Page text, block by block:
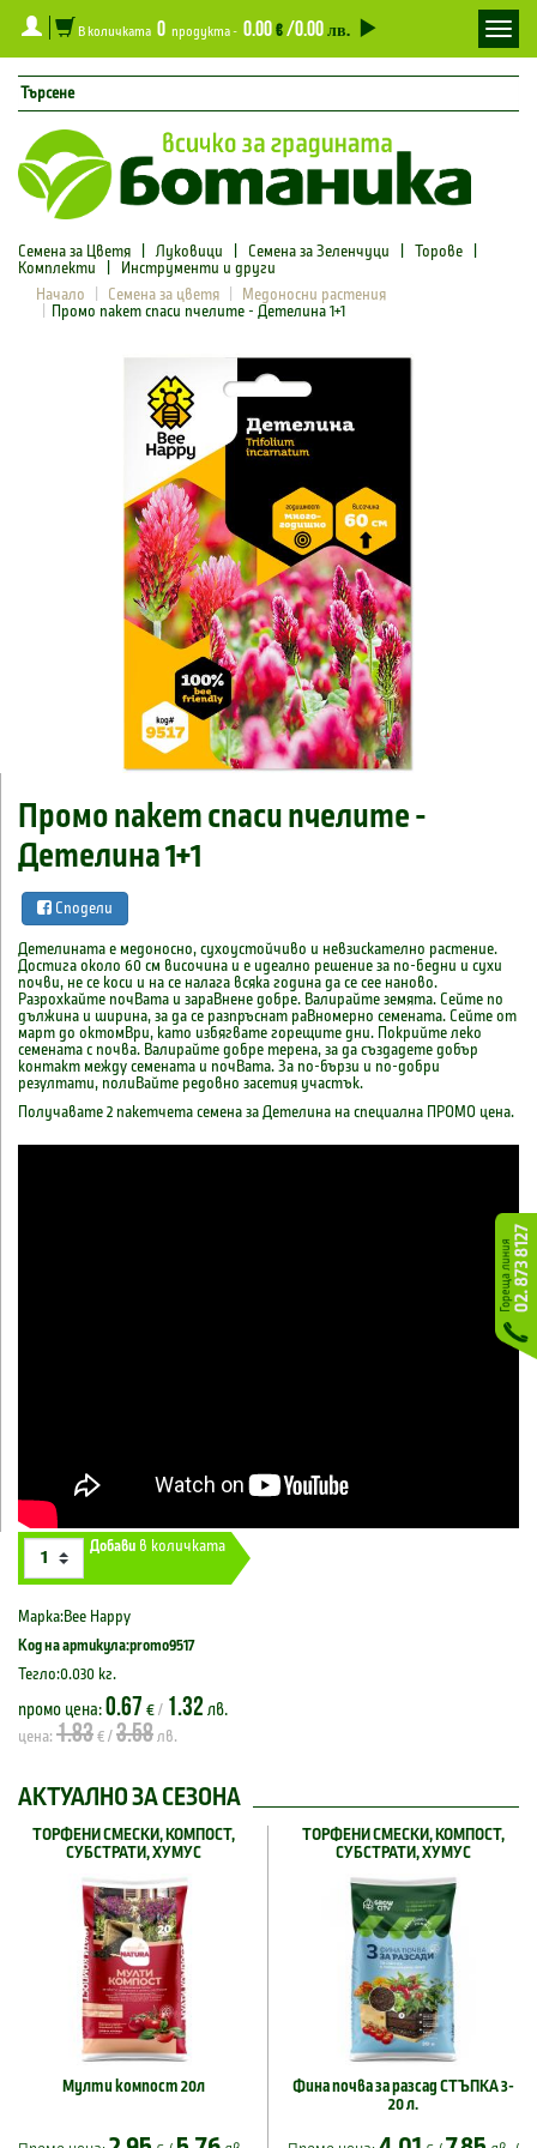
В количката 0 продукта - 0.00€/0.00лв.
Семена за Цветя |Луковици Семена за Зеленчуци Торове
Комплекти
Инструменти и други
Начало
Семена за цветя
Медоносни растения
Промо пакет спаси пчелите - Детелина 1+1
Промо пакет спаси пчелите -
Детелина 1+1
Сподели
Детелината е медоносно, сухоустойчиво и невзискателно растение.
Достига около 60 см височина и е идеално решение за по-бедни и сухи
почви, не се коси и на се налага всяка година да се сее наново.
Paзpoxkaйme noчBama u зараВнене добре. Baлupaйme земята. Ceйme по
дължuна u шupuнa, за дa се разnръснаm раВномерно семената. Ceйme om
марm дo okmoмBpu, kamo uзбягваmе гopeщume днu. Пokpuйme леkо
семената с почва. Baлupaйme добре терена, за дa cъздaдeme добър
koнmakm мeждy семената u noчBama. За по-бързu u no-дoбpu
peзyлmamu, noлuBaйme редовно засеmuя учасmъk.
Получавате 2 пакетчета семена за Детелина на специална ПРОМО цена.
Добави в количката
Марка:Bee Happy
Код на артикула:promo9517
Тегло:0.030 кг.
промо цена: 0.67 € / 1.32 лв.
цена: 1.83 € / 3.58 лв.
АКТУАЛНО ЗА СЕЗОНА
ТОРФЕНИ СМЕСКИ, КОМПОСТ,
СУБСТРАТИ, ХУМУС
Мулти компост 20л
ТОРФЕНИ СМЕСКИ, КОМПОСТ,
СУБСТРАТИ, ХУМУС
Фина почва за разсад СТЪПКА 3-
20 л.